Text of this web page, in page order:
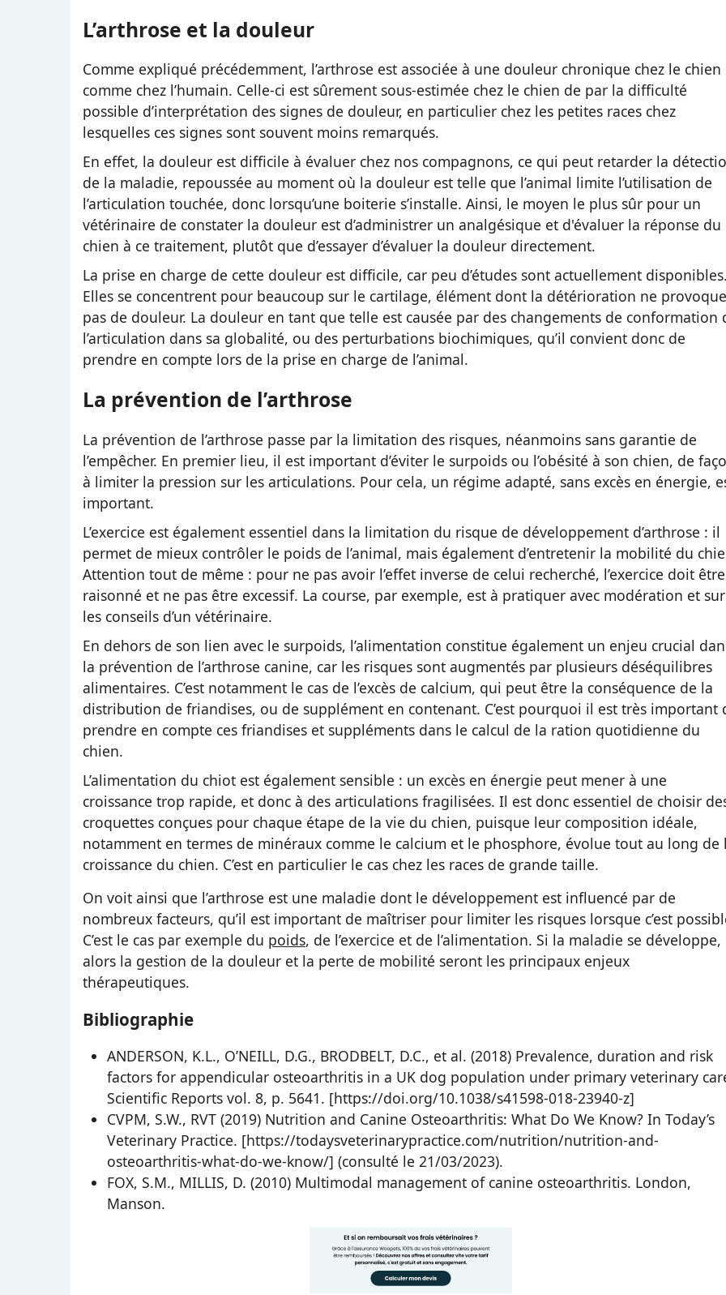
L’arthrose et la douleur
Comme expliqué précédemment, l’arthrose est associée à une douleur chronique chez le chien
comme chez l’humain. Celle-ci est sûrement sous-estimée chez le chien de par la difficulté
possible d’interprétation des signes de douleur, en particulier chez les petites races chez
lesquelles ces signes sont souvent moins remarqués.
En effet, la douleur est difficile à évaluer chez nos compagnons, ce qui peut retarder la
de la maladie, repoussée au moment où la douleur est telle que l’animal limite l’utilisation de
l’articulation touchée, donc lorsqu’une boiterie s’installe. Ainsi, le moyen le plus sûr pour un
vétérinaire de constater la douleur est d’administrer un analgésique et d'évaluer la réponse du
chien à ce traitement, plutôt que d’essayer d’évaluer la douleur directement.
La prise en charge de cette douleur est difficile, car peu d’études sont actuellement
Elles se concentrent pour beaucoup sur le cartilage, élément dont la détérioration ne provoque
pas de douleur. La douleur en tant que telle est causée par des changements de conformation
l’articulation dans sa globalité, ou des perturbations biochimiques, qu’il convient donc de
prendre en compte lors de la prise en charge de l’animal.
La prévention de l’arthrose
La prévention de l’arthrose passe par la limitation des risques, néanmoins sans garantie de
l’empêcher. En premier lieu, il est important d’éviter le surpoids ou l’obésité à son chien, de
à limiter la pression sur les articulations. Pour cela, un régime adapté, sans excès en énergie,
important.
L’exercice est également essentiel dans la limitation du risque de développement d’arthrose : il
permet de mieux contrôler le poids de l’animal, mais également d’entretenir la mobilité du
Attention tout de même : pour ne pas avoir l’effet inverse de celui recherché, l’exercice doit être
raisonné et ne pas être excessif. La course, par exemple, est à pratiquer avec modération et sur
les conseils d’un vétérinaire.
En dehors de son lien avec le surpoids, l’alimentation constitue également un enjeu crucial
la prévention de l’arthrose canine, car les risques sont augmentés par plusieurs déséquilibres
alimentaires. C’est notamment le cas de l’excès de calcium, qui peut être la conséquence de la
distribution de friandises, ou de supplément en contenant. C’est pourquoi il est très important
prendre en compte ces friandises et suppléments dans le calcul de la ration quotidienne du
chien.
L’alimentation du chiot est également sensible : un excès en énergie peut mener à une
croissance trop rapide, et donc à des articulations fragilisées. Il est donc essentiel de choisir
croquettes conçues pour chaque étape de la vie du chien, puisque leur composition idéale,
notamment en termes de minéraux comme le calcium et le phosphore, évolue tout au long de
croissance du chien. C’est en particulier le cas chez les races de grande taille.
On voit ainsi que l’arthrose est une maladie dont le développement est influencé par de
nombreux facteurs, qu’il est important de maîtriser pour limiter les risques lorsque c’est
C’est le cas par exemple du poids, de l’exercice et de l’alimentation. Si la maladie se développe,
alors la gestion de la douleur et la perte de mobilité seront les principaux enjeux
thérapeutiques.
Bibliographie
ANDERSON, K.L., O’NEILL, D.G., BRODBELT, D.C., et al. (2018) Prevalence, duration and risk
factors for appendicular osteoarthritis in a UK dog population under primary veterinary
Scientific Reports vol. 8, p. 5641. [https://doi.org/10.1038/s41598-018-23940-z]
CVPM, S.W., RVT (2019) Nutrition and Canine Osteoarthritis: What Do We Know? In Today’s
Veterinary Practice. [https://todaysveterinarypractice.com/nutrition/nutrition-and-
osteoarthritis-what-do-we-know/] (consulté le 21/03/2023).
FOX, S.M., MILLIS, D. (2010) Multimodal management of canine osteoarthritis. London,
Manson.